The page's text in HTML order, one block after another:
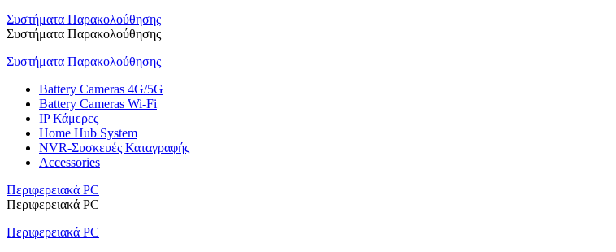
Συστήματα Παρακολούθησης
Συστήματα Παρακολούθησης
Συστήματα Παρακολούθησης
Battery Cameras 4G/5G
Battery Cameras Wi-Fi
IP Κάμερες
Home Hub System
NVR-Συσκευές Καταγραφής
Accessories
Περιφερειακά PC
Περιφερειακά PC
Περιφερειακά PC